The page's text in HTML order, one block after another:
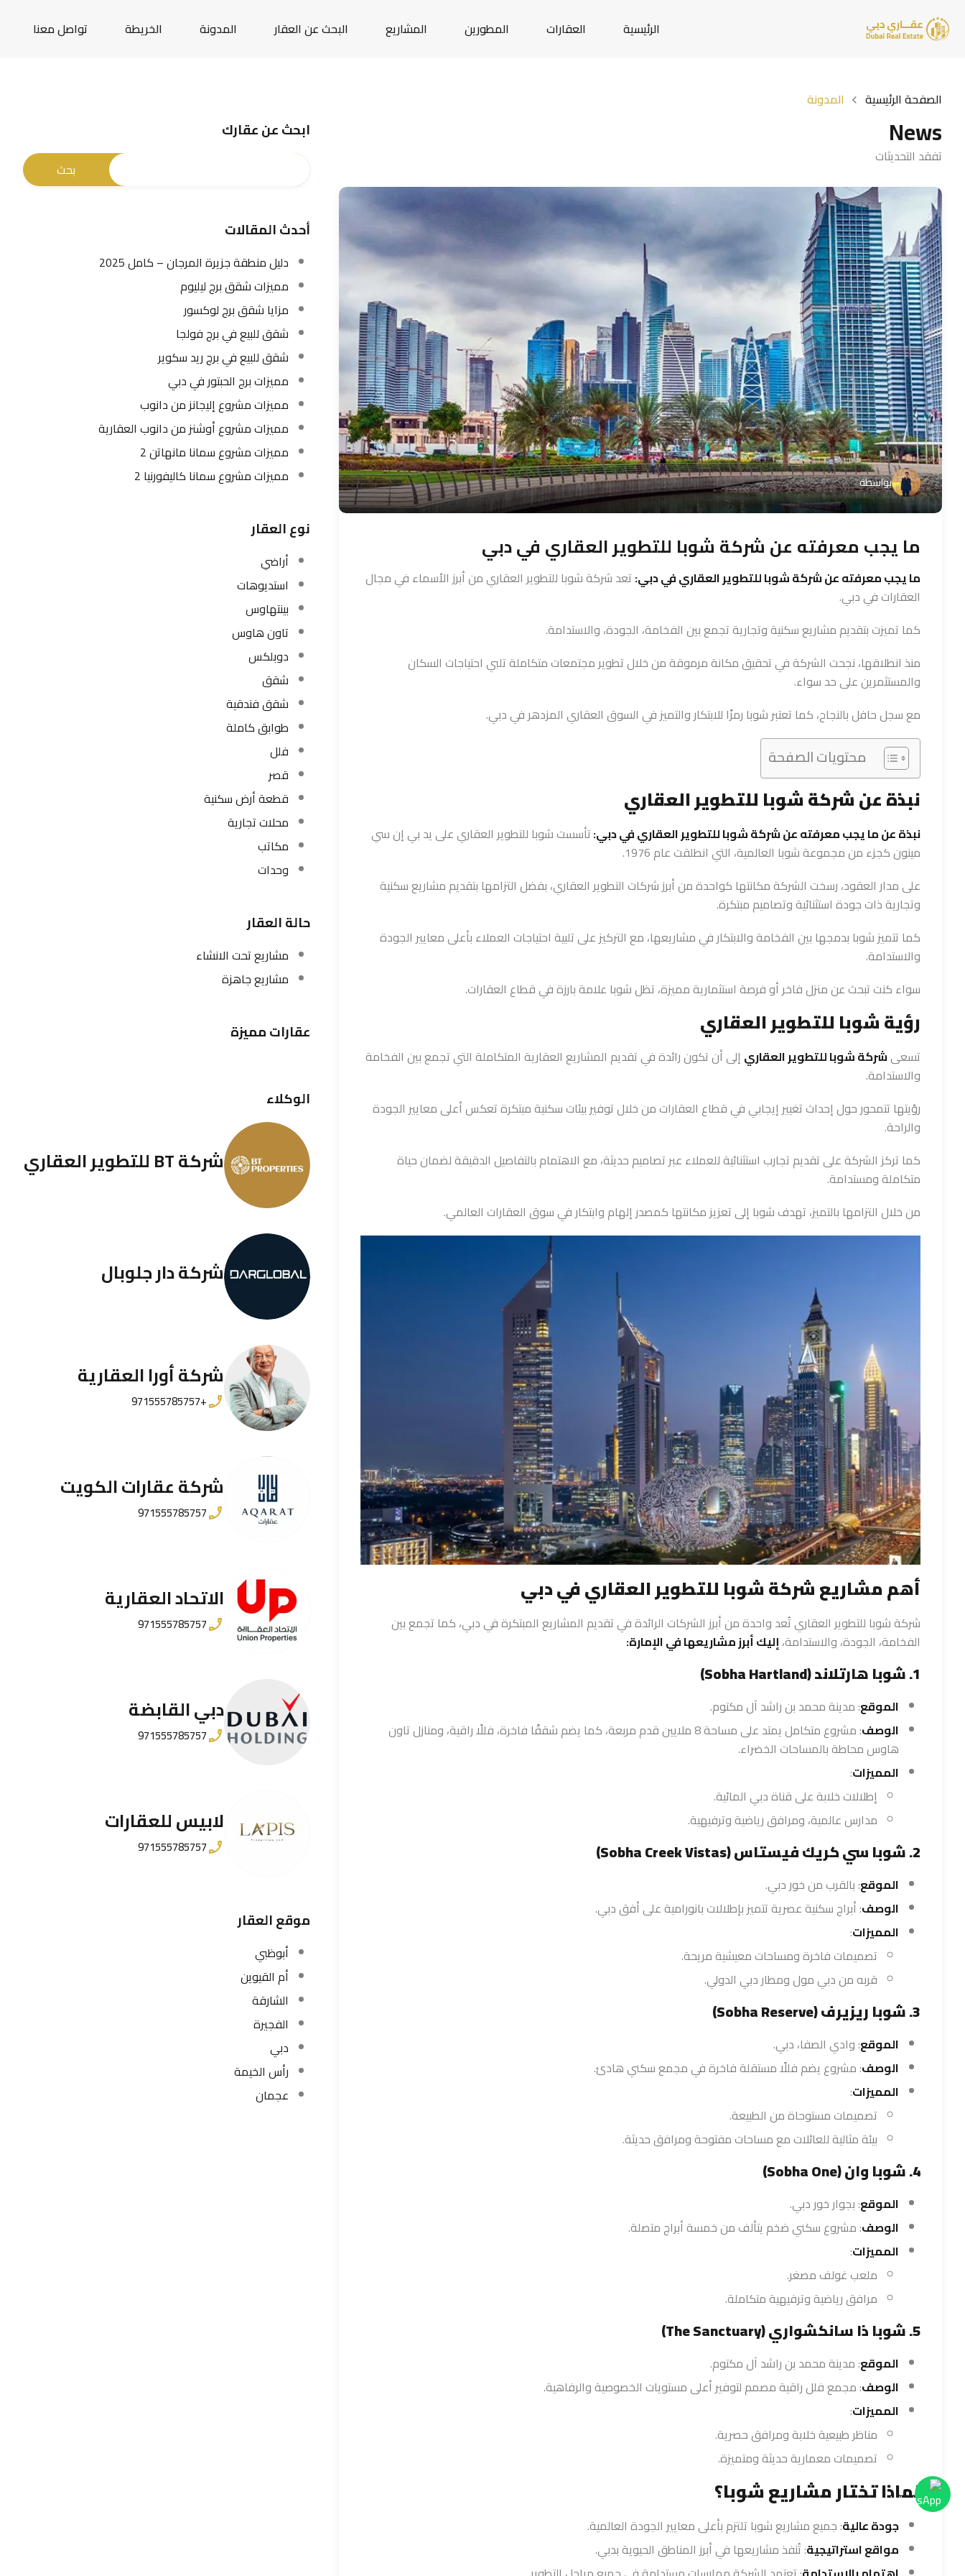
الرئيسية العقارات المطورين المشاريع البحث عن العقار المدونة الخريطة تواصل معنا
الصفحة الرئيسية المدونة
News
تفقد التحديثات
بواسطة
ما يجب معرفته عن شركة شوبا للتطوير العقاري في دبي
ما يجب معرفته عن شركة شوبا للتطوير العقاري في دبي: تعد شركة شوبا للتطوير العقاريمن أبرز الأسماء في مجال
العقارات في دبي.
كما تميزت بتقديم مشاريع سكنية وتجارية تجمع بين الفخامة، الجودة، والاستدامة.
منذ انطلاقها، نجحت الشركة في تحقيق مكانة مرموقة من خلال تطوير مجتمعات متكاملة تلبي احتياجات السكان
والمستثمرين على حد سواء.
مع سجل حافل بالنجاح، كما تعتبر شوبا رمزًا للابتكار والتميز في السوق العقاري المزدهر في دبي.
محتويات الصفحة
نبذة عن شركة شوبا للتطوير العقاري
نبذة عنما يجب معرفته عن شركة شوبا للتطوير العقاري في دبي:تأسست شوبا للتطوير العقاري على يد بي إن سي
مينون كجزء من مجموعة شوبا العالمية، التي انطلقت عام 1976.
على مدار العقود، رسخت الشركة مكانتها كواحدة من أبرز شركات التطوير العقاري، بفضل التزامها بتقديم مشاريع سكنية
وتجارية ذات جودة استثنائية وتصاميم مبتكرة.
كما تتميز شوبا بدمجها بين الفخامة والابتكار في مشاريعها، مع التركيز على تلبية احتياجات العملاء بأعلى معايير الجودة
والاستدامة.
سواء كنت تبحث عن منزل فاخر أو فرصة استثمارية مميزة، تظل شوبا علامة بارزة في قطاع العقارات.
رؤية شوبا للتطوير العقاري
تسعىشركة شوبا للتطوير العقاري إلى أن تكون رائدة في تقديم المشاريع العقارية المتكاملة التي تجمع بين الفخامة
والاستدامة.
رؤيتها تتمحور حول إحداث تغيير إيجابي في قطاع العقارات من خلال توفير بيئات سكنية مبتكرة تعكس أعلى معايير الجودة
والراحة.
كما تركز الشركة على تقديم تجارب استثنائية للعملاء عبر تصاميم حديثة، مع الاهتمام بالتفاصيل الدقيقة لضمان حياة
متكاملة ومستدامة.
من خلال التزامها بالتميز، تهدف شوبا إلى تعزيز مكانتها كمصدر إلهام وابتكار في سوق العقارات العالمي.
أهم مشاريع شركة شوبا للتطوير العقاري في دبي
شركة شوبا للتطوير العقاري تُعد واحدة من أبرز الشركات الرائدة في تقديم المشاريع المبتكرة في دبي، كما تجمع بين
الفخامة، الجودة، والاستدامة،إليك أبرز مشاريعها في الإمارة:
1. شوبا هارتلاند (Sobha Hartland)
الموقع: مدينة محمد بن راشد آل مكتوم.
الوصف
: مشروع متكامل يمتد على مساحة 8 ملايين قدم مربعة، كما يضم شققًا فاخرة، فللًا راقية، ومنازل تاون
هاوس محاطة بالمساحات الخضراء.
المميزات:
إطلالات خلابة على قناة دبي المائية.
مدارس عالمية، ومرافق رياضية وترفيهية.
2. شوبا سي كريك فيستاس (Sobha Creek Vistas)
الموقع: بالقرب من خور دبي.
الوصف: أبراج سكنية عصرية تتميز بإطلالات بانورامية على أفق دبي.
المميزات:
تصميمات فاخرة ومساحات معيشية مريحة.
قربه من دبي مول ومطار دبي الدولي.
3. شوبا ريزيرف (Sobha Reserve)
الموقع: وادي الصفا، دبي.
الوصف: مشروع يضم فللًا مستقلة فاخرة في مجمع سكني هادئ.
المميزات:
تصميمات مستوحاة من الطبيعة.
بيئة مثالية للعائلات مع مساحات مفتوحة ومرافق حديثة.
4. شوبا وان (Sobha One)
الموقع: بجوار خور دبي.
الوصف: مشروع سكني ضخم يتألف من خمسة أبراج متصلة.
المميزات:
ملعب غولف مصغر.
مرافق رياضية وترفيهية متكاملة.
5. شوبا ذا سانكشواري (The Sanctuary)
الموقع: مدينة محمد بن راشد آل مكتوم.
الوصف: مجمع فلل راقية مصمم لتوفير أعلى مستويات الخصوصية والرفاهية.
المميزات:
مناظر طبيعية خلابة ومرافق حصرية.
تصميمات معمارية حديثة ومتميزة.
لماذا تختار مشاريع شوبا؟
جودة عالية: جميع مشاريع شوبا تلتزم بأعلى معايير الجودة العالمية.
مواقع استراتيجية: تُنفذ مشاريعها في أبرز المناطق الحيوية بدبي.
ابحث عن عقارك
أحدث المقالات
دليل منطقة جزيرة المرجان – كامل 2025
مميزات شقق برج ليليوم
مزايا شقق برج لوكسور
شقق للبيع في برج فولجا
شقق للبيع في برج ريد سكوير
مميزات برج الحبتور في دبي
مميزات مشروع إليجانز من دانوب
مميزات مشروع أوشنز من دانوب العقارية
مميزات مشروع سمانا مانهاتن 2
مميزات مشروع سمانا كاليفورنيا 2
نوع العقار
أراضي
استديوهات
بينتهاوس
تاون هاوس
دوبلكس
شقق
شقق فندقية
طوابق كاملة
فلل
قصر
قطعة أرض سكنية
محلات تجارية
مكاتب
وحدات
حالة العقار
مشاريع تحت الانشاء
مشاريع جاهزة
عقارات مميزة
الوكلاء
شركة BT للتطوير العقاري
شركة دار جلوبال
شركة أورا العقارية
+971555785757
شركة عقارات الكويت
971555785757
الاتحاد العقارية
971555785757
دبي القابضة
971555785757
لابيس للعقارات
971555785757
موقع العقار
أبوظبي
أم القيوين
الشارقة
الفجيرة
دبي
رأس الخيمة
عجمان